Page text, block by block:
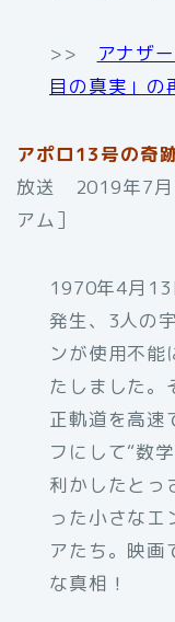
>>
アナザ
目の真実」の
アポロ13号の奇
放送 2019年7月
アム］
1970年4月13
発生、3人の
ンが使用不能
たしました。
正軌道を高速
フにして“数
利かしたとっ
った小さなエ
アたち。映画
な真相！